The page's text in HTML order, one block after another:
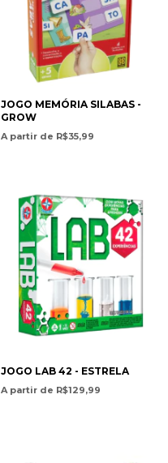
JOGO MEMÓRIA SILABAS -
GROW
A partir de R$35,99
JOGO LAB 42 - ESTRELA
A partir de R$129,99